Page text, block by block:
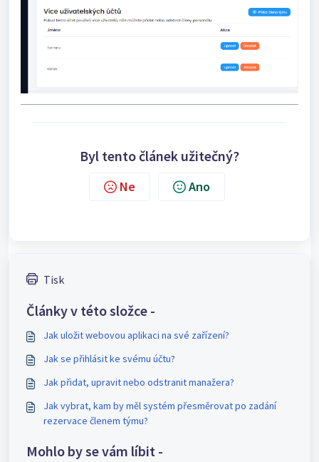
Byl tento článek užitečný?
Ne Ano
Tisk
Články v této složce -
Jak uložit webovou aplikaci na své zařízení?
Jak se přihlásit ke svému účtu?
Jak přidat, upravit nebo odstranit manažera?
Jak vybrat, kam by měl systém přesměrovat po zadání
rezervace členem týmu?
Mohlo by se vám líbit -